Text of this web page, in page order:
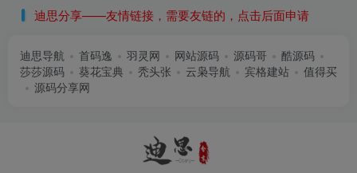
迪思分享——友情链接，需要友链的，点击后面申请
迪思导航 首码逸 羽灵网 网站源码 源码哥
酷源码
莎莎源码
葵花宝典 秃头张 云枭导航 宾格建站
值得买
源码分享网